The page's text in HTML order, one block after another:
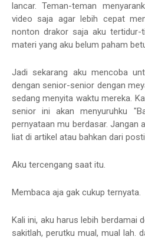
lancar. Teman-teman
video saja agar lebih cepat
nonton drakor saja aku tertidur-
materi yang aku belum paham
Jadi sekarang aku mencoba
dengan senior-senior dengan
sedang menyita waktu mereka.
senior ini akan menyuruhku
pernyataan mu berdasar. Jangan
liat di artikel atau bahkan dari
Aku tercengang saat itu.
Membaca aja gak cukup ternyata.
Kali ini, aku harus lebih berdamai
sakitlah, perutku mual, mual lah.